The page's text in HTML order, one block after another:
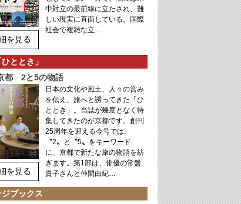
を見る
中対立の最前線に立たされ、難
しい現実に直面している。国際
社会で複雑な立…
ととき」
都 2と5の物語
を見る
日本の文化や風土、人々の営み
を伝え、旅へと誘ってきた「ひ
ととき」。当誌が幾度となく特
集してきたのが京都です。創刊
25周年を迎える今号では、
〝2〟と〝5〟をキーワード
に、京都で新たな旅の物語を紡
ぎます。第1部は、俳優の常盤
貴子さんと仲間由紀…
ジブックス